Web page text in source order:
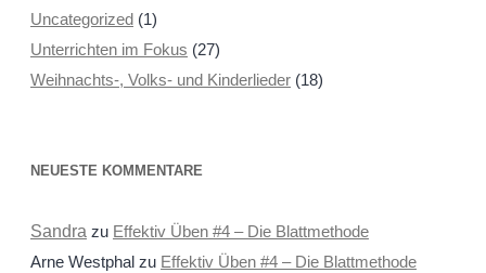
Uncategorized(1)
Unterrichten im Fokus (27)
Weihnachts-, Volks- und Kinderlieder(18)
NEUESTE KOMMENTARE
Sandra zu Effektiv Üben #4 – Die Blattmethode
Arne Westphalzu Effektiv Üben #4 – Die Blattmethode